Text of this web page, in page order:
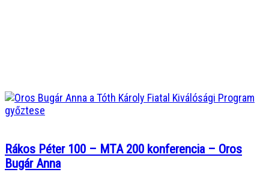
Rákos Péter 100 – MTA 200 konferencia – Oros
Bugár Anna